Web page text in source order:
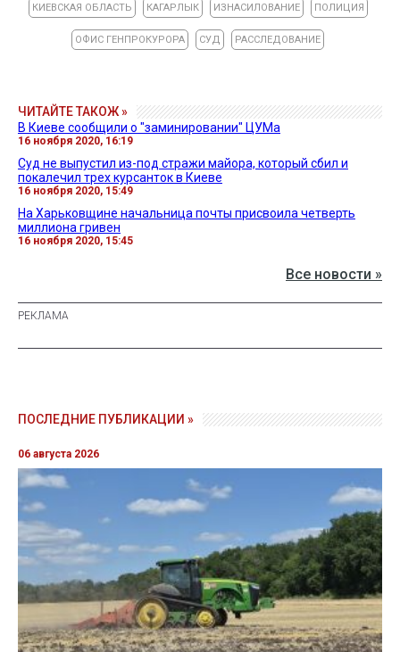
КИЕВСКАЯ ОБЛАСТЬ КАГАРЛЫК ИЗНАСИЛОВАНИЕ ПОЛИЦИЯ
ОФИС ГЕНПРОКУРОРА СУД РАССЛЕДОВАНИЕ
ЧИТАЙТЕ ТАКОЖ »
В Киеве сообщили о "заминировании" ЦУМа
16 ноября 2020, 16:19
Суд не выпустил из-под стражи майора, который сбил и
покалечил трех курсанток в Киеве
16 ноября 2020, 15:49
На Харьковщине начальница почты присвоила четверть
миллиона гривен
16 ноября 2020, 15:45
Все новости »
ПОСЛЕДНИЕ ПУБЛИКАЦИИ »
06 августа 2026